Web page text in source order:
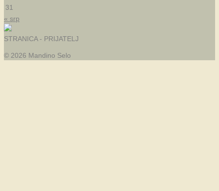
31
« srp
STRANICA - PRIJATELJ
© 2026 Mandino Selo